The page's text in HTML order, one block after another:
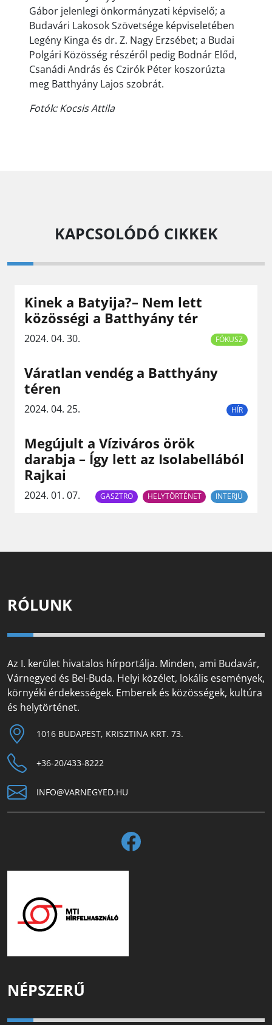
Gábor jelenlegi önkormányzati képviselő; a
Budavári Lakosok Szövetsége képviseletében
Legény Kinga és dr. Z. Nagy Erzsébet; a Budai
Polgári Közösség részéről pedig Bodnár Előd,
Csanádi András és Czirók Péter koszorúzta
meg Batthyány Lajos szobrát.
Fotók: Kocsis Attila
KAPCSOLÓDÓ CIKKEK
Kinek a Batyija?– Nem lett
közösségi a Batthyány tér
2024. 04. 30. FÓKUSZ
Váratlan vendég a Batthyány
téren
2024. 04. 25. HÍR
Megújult a Víziváros örök
darabja – Így lett az Isolabellából
Rajkai
2024. 01. 07. GASZTRO HELYTÖRTÉNET INTERJÚ
RÓLUNK
Az I. kerület hivatalos hírportálja. Minden, ami Budavár,
Várnegyed és Bel-Buda. Helyi közélet, lokális események,
környéki érdekességek. Emberek és közösségek, kultúra
és helytörténet.
1016 BUDAPEST, KRISZTINA KRT. 73.
+36-20/433-8222
INFO@VARNEGYED.HU
NÉPSZERŰ